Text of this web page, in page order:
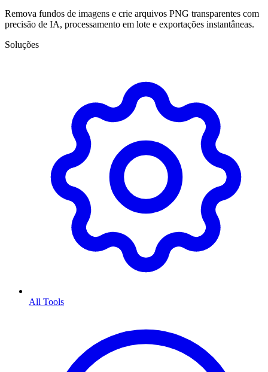
Remova fundos de imagens e crie arquivos PNG transparentes com
precisão de IA, processamento em lote e exportações instantâneas.
Soluções
All Tools